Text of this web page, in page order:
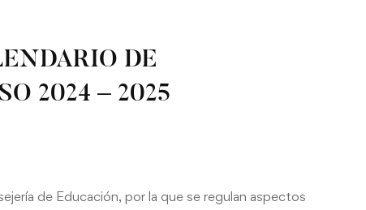
DE
2024 – 2025
de Educación, por la que se regulan aspectos